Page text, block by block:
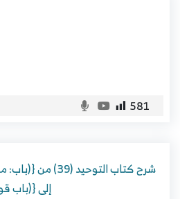
581
شرح كتاب التوحيد
إلى {(باب